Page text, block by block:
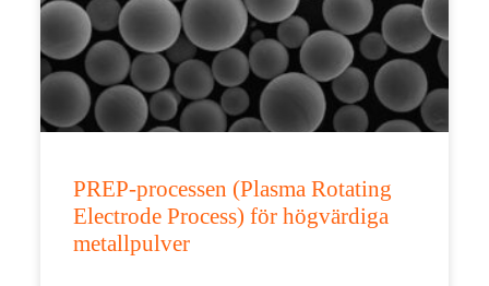
PREP-processen (Plasma Rotating
Electrode Process) för högvärdiga
metallpulver